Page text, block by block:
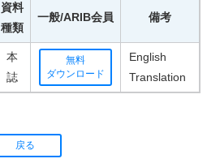
資料
種類
一般/ARIB会員 備考
本
誌
無料
ダウンロード
English
Translation
戻る